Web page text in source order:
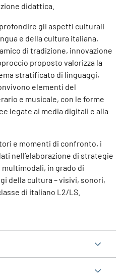
didattica.
gli aspetti culturali
e della cultura italiana,
di tradizione, innovazione
proposto valorizza la
stratificato di linguaggi,
elementi del
e musicale, con le forme
legate ai media digitali e alla
e momenti di confronto, i
nell’elaborazione di strategie
in grado di
della cultura – visivi, sonori,
di italiano L2/LS.